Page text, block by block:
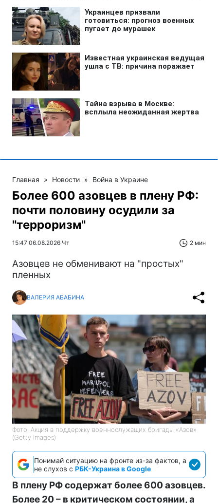
Главная » Новости » Война в Украине
Более 600 азовцев в плену РФ:
почти половину осудили за
"терроризм"
15:47 06.08.2026 Чт 2 мин
Азовцев не обменивают на "простых"
пленных
ВАЛЕРИЯ АБАБИНА
Фото: Акция в поддержку военнослужащих бригады «Азов»
(Getty Images)
Понимай ситуацию на фронте из-за фактов, а
не слухов с РБК-Украина в Google
В плену РФ содержат более 600 азовцев.
Более 20 – в критическом состоянии, а